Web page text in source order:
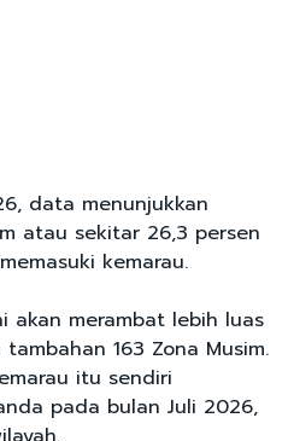
data menunjukkan
atau sekitar 26,3 persen
kemarau.
akan merambat lebih luas
163 Zona Musim.
itu sendiri
pada bulan Juli 2026,